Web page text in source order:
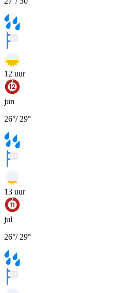
12 uur
jun
26°/ 29°
13 uur
jul
26°/ 29°